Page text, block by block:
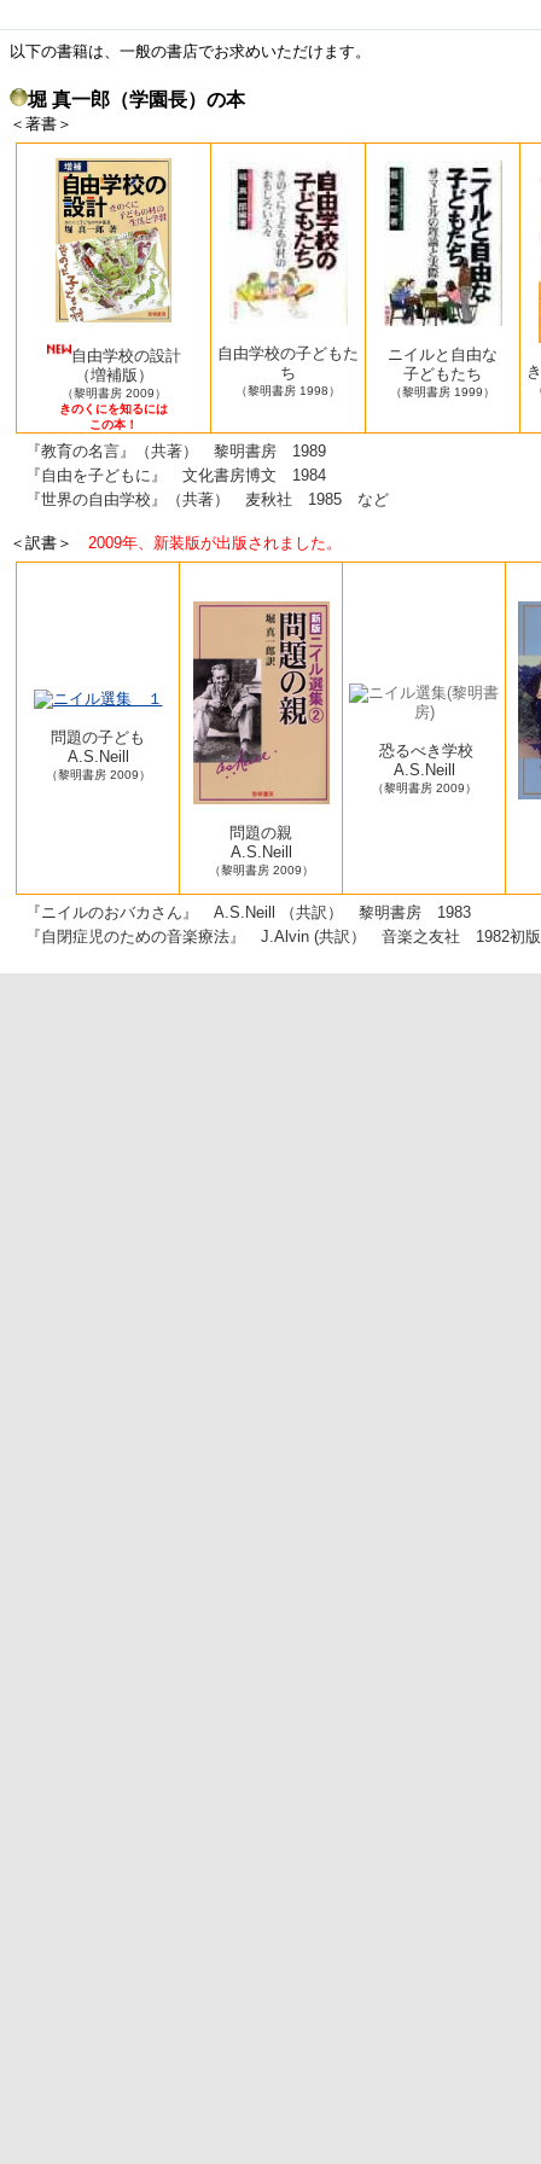
以下の書籍は、一般の書店でお求めいただけます。
堀 真一郎（学園長）の本
＜著書＞
自由学校の設計
（増補版）
（黎明書房 2009）
きのくにを知るには
この本！
自由学校の子どもた
ち
（黎明書房 1998）
ニイルと自由な
子どもたち
（黎明書房 1999）
『教育の名言』（共著） 黎明書房 1989
『自由を子どもに』 文化書房博文 1984
『世界の自由学校』（共著） 麦秋社 1985 など
＜訳書＞ 2009年、新装版が出版されました。
問題の子ども
A.S.Neill
（黎明書房 2009）
問題の親
A.S.Neill
（黎明書房 2009）
恐るべき学校
A.S.Neill
（黎明書房 2009）
『ニイルのおバカさん』 A.S.Neill （共訳） 黎明書房 1983
『自閉症児のための音楽療法』 J.Alvin (共訳） 音楽之友社 1982初